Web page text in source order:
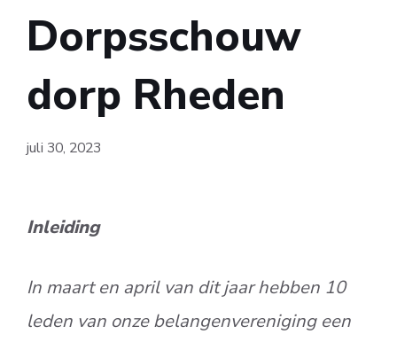
Dorpsschouw
dorp Rheden
juli 30, 2023
Inleiding
In maart en april van dit jaar hebben 10
leden van onze belangenvereniging een